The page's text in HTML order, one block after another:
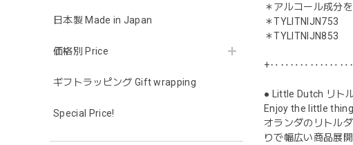
日本製 Made in Japan
価格別 Price
ギフトラッピング Gift wrapping
Special Price!
＊アルコール成分
＊TYLITNIJN753
＊TYLITNIJN853
● Little Dutch リト
Enjoy the little
オランダのリトル
りで幅広い商品展